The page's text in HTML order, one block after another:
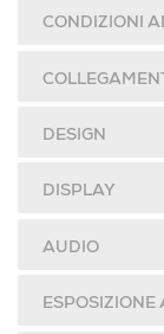
CONDIZIONI
DESIGN
DISPLAY
AUDIO
ESPOSIZIONE